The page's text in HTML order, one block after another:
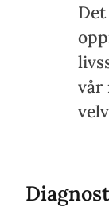
vår